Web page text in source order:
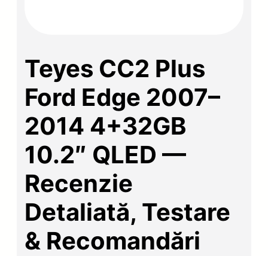
Teyes CC2 Plus
Ford Edge 2007–
2014 4+32GB
10.2″ QLED —
Recenzie
Detaliată, Testare
& Recomandări